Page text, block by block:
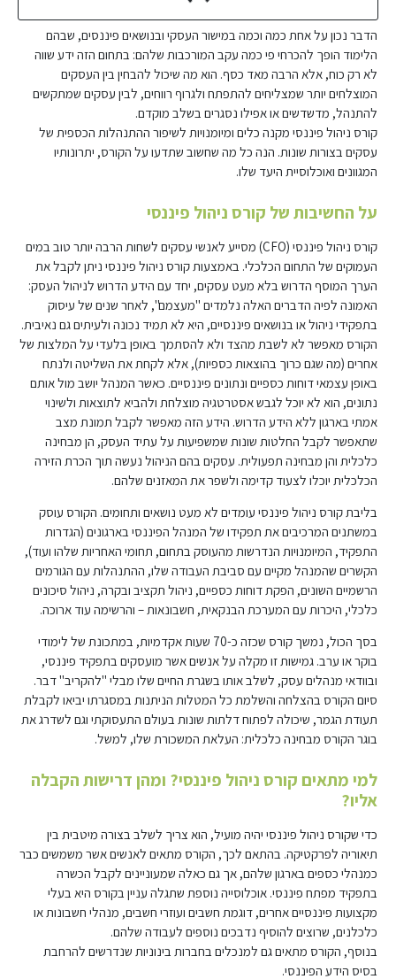
הדבר נכון על אחת כמה וכמה במישור העסקי ובנושאים פיננסים, שבהם
הלימוד הופך להכרחי פי כמה עקב המורכבות שלהם: בתחום הזה ידע שווה
לא רק כוח, אלא הרבה מאד כסף. הוא מה שיכול להבחין בין העסקים
המוצלחים יותר שמצליחים להתפתח ולגרוף רווחים, לבין עסקים שמתקשים
להתנהל, מדשדשים או אפילו נסגרים בשלב מוקדם.
קורס ניהול פיננסי מקנה כלים ומיומנויות לשיפור ההתנהלות הכספית של
עסקים בצורות שונות. הנה כל מה שחשוב שתדעו על הקורס, יתרונותיו
המגוונים ואוכלוסיית היעד שלו.
על החשיבות של קורס ניהול פיננסי
קורס ניהול פיננסי (CFO) מסייע לאנשי עסקים לשחות הרבה יותר טוב במים
העמוקים של התחום הכלכלי. באמצעות קורס ניהול פיננסי ניתן לקבל את
הערך המוסף הדרוש בלא מעט עסקים, יחד עם הידע הדרוש לניהול העסק:
האמונה לפיה הדברים האלה נלמדים "מעצמם", לאחר שנים של עיסוק
בתפקידי ניהול או בנושאים פיננסיים, היא לא תמיד נכונה ולעיתים גם נאיבית.
הקורס מאפשר לא לשבת מהצד ולא להסתמך באופן בלעדי על המלצות של
אחרים (מה שגם כרוך בהוצאות כספיות), אלא לקחת את השליטה ולנתח
באופן עצמאי דוחות כספיים ונתונים פיננסיים. כאשר המנהל יושב מול אותם
נתונים, הוא לא יוכל לגבש אסטרטגיה מוצלחת ולהביא לתוצאות ולשינוי
אמתי בארגון ללא הידע הדרוש. הידע הזה מאפשר לקבל תמונת מצב
שתאפשר לקבל החלטות שונות שמשפיעות על עתיד העסק, הן מבחינה
כלכלית והן מבחינה תפעולית. עסקים בהם הניהול נעשה תוך הכרת הזירה
הכלכלית יוכלו לצעוד קדימה ולשפר את המאזנים שלהם.
בליבת קורס ניהול פיננסי עומדים לא מעט נושאים ותחומים. הקורס עוסק
במשתנים המרכיבים את תפקידו של המנהל הפיננסי בארגונים (הגדרות
התפקיד, המיומנויות הנדרשות מהעוסק בתחום, תחומי האחריות שלהו ועוד),
הקשרים שהמנהל מקיים עם סביבת העבודה שלו, ההתנהלות עם הגורמים
הרשמיים השונים, הפקת דוחות כספיים, ניהול תקציב ובקרה, ניהול סיכונים
כלכלי, היכרות עם המערכת הבנקאית, חשבונאות – והרשימה עוד ארוכה.
בסך הכול, נמשך קורס שכזה כ-70 שעות אקדמיות, במתכונת של לימודי
בוקר או ערב. גמישות זו מקלה על אנשים אשר מועסקים בתפקיד פיננסי,
ובוודאי מנהלים עסק, לשלב אותו בשגרת החיים שלו מבלי "להקריב" דבר.
סיום הקורס בהצלחה והשלמת כל המטלות הניתנות במסגרתו יביאו לקבלת
תעודת הגמר, שיכולה לפתוח דלתות שונות בעולם התעסוקתי וגם לשדרג את
בוגר הקורס מבחינה כלכלית: העלאת המשכורת שלו, למשל.
למי מתאים קורס ניהול פיננסי? ומהן דרישות הקבלה
אליו?
כדי שקורס ניהול פיננסי יהיה מועיל, הוא צריך לשלב בצורה מיטבית בין
תיאוריה לפרקטיקה. בהתאם לכך, הקורס מתאים לאנשים אשר משמשים כבר
כמנהלי כספים בארגון שלהם, אך גם כאלה שמעוניינים לקבל הכשרה
בתפקיד מפתח פיננסי. אוכלוסייה נוספת שתגלה עניין בקורס היא בעלי
מקצועות פיננסיים אחרים, דוגמת חשבים ועוזרי חשבים, מנהלי חשבונות או
כלכלנים, שרוצים להוסיף נדבכים נוספים לעבודה שלהם.
בנוסף, הקורס מתאים גם למנכלים בחברות בינוניות שנדרשים להרחבת
בסיס הידע הפיננסי.